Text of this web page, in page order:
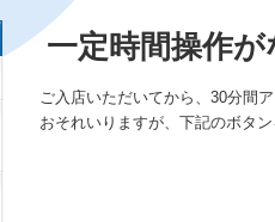
一定時間操作
ご入店いただいてから、30分間
おそれいりますが、下記のボタ